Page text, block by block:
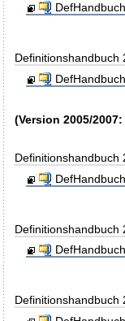
Definitionshandbuch
(Version 2005/
Definitionshandbuch
Definitionshandbuch
Definitionshandbuch